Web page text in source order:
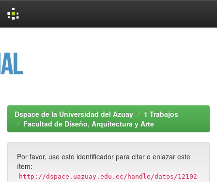
Dspace de la Universidad del Azuay
1 Trabajos
Facultad de Diseño, Arquitectura y Arte
Por favor, use este identificador para citar o enlazar este
ítem:
http://dspace.uazuay.edu.ec/handle/datos/12102